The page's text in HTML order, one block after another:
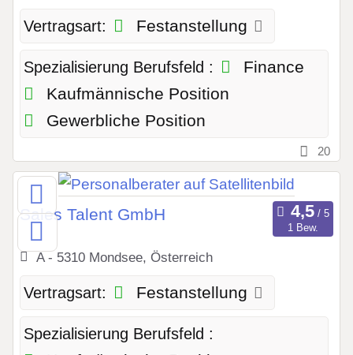
Vertragsart: Festanstellung
Spezialisierung Berufsfeld :
Finance
Kaufmännische Position
Gewerbliche Position
20
Sales Talent GmbH
1 Bew.
A - 5310 Mondsee, Österreich
Vertragsart: Festanstellung
Spezialisierung Berufsfeld :